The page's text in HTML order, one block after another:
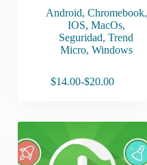
Android, Chromebook,
IOS, MacOs,
Seguridad,Trend
Micro, Windows
$14.00-$20.00
Rango
desde
$14.00
hasta
$20.00
variantes.
opciones